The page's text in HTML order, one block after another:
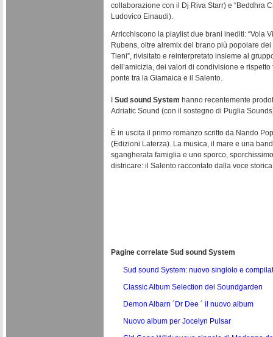
collaborazione con il Dj Riva Starr) e “Beddhra
Ludovico Einaudi).
Arricchiscono la playlist due brani inediti: “Vola
Rubens, oltre alremix del brano più popolare
Tieni”, rivisitato e reinterpretato insieme al
dell’amicizia, dei valori di condivisione e
ponte tra la Giamaica e il Salento.
Sud sound System hanno recentemente
Adriatic Sound (con il sostegno di Puglia
È in uscita il primo romanzo scritto da Nando
(Edizioni Laterza). La musica, il mare e una
sgangherata famiglia e uno sporco,
districare: il Salento raccontato dalla voce
Pagine correlate Sud sound System
Sud sound System: nuovo singlolo e
Classic Album Selection dei Soundgarden
Demon Albarn ´Dr Dee ´ il nuovo album
Nuovo album per Jocelyn Pulsar